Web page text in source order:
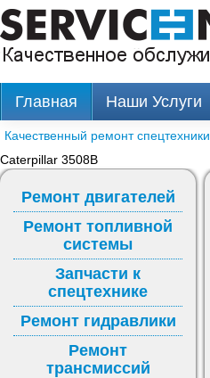
Ремонт двигателей
Ремонт топливной
системы
Запчасти к
спецтехнике
Ремонт гидравлики
Ремонт
трансмиссий
Главная Наши Услуги
Качественный ремонт спецтехники
Caterpillar 3508B